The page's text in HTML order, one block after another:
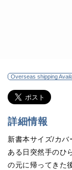
Overseas shipping
詳細情報
新書本サイズ/カバ
ある日突然手のひ
の元に帰ってきた